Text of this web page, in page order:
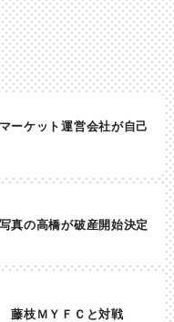
ーケット運営会社が自己
真の高橋が破産開始決定
藤枝ＭＹＦＣと対戦